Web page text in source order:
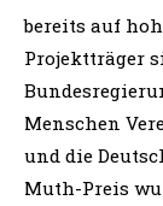
bereits auf
Projektträger
Menschen
und die
Muth-Preis